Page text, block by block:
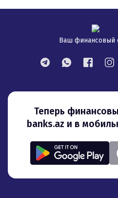
Ваш финансовый
Теперь финансовый маркетплейс
banks.az и в